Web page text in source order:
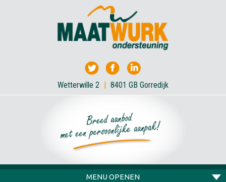
Wetterwille 2 8401 GB Gorredijk
MENU OPENEN